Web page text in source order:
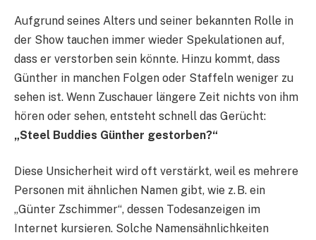
Aufgrund seines Alters und seiner bekannten Rolle in
der Show tauchen immer wieder Spekulationen auf,
dass er verstorben sein könnte. Hinzu kommt, dass
Günther in manchen Folgen oder Staffeln weniger zu
sehen ist. Wenn Zuschauer längere Zeit nichts von ihm
hören oder sehen, entsteht schnell das Gerücht:
„Steel Buddies Günther gestorben?“
Diese Unsicherheit wird oft verstärkt, weil es mehrere
Personen mit ähnlichen Namen gibt, wie z. B. ein
„Günter Zschimmer“, dessen Todesanzeigen im
Internet kursieren. Solche Namensähnlichkeiten